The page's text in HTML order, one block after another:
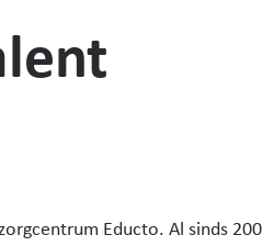
Educto. Al sinds